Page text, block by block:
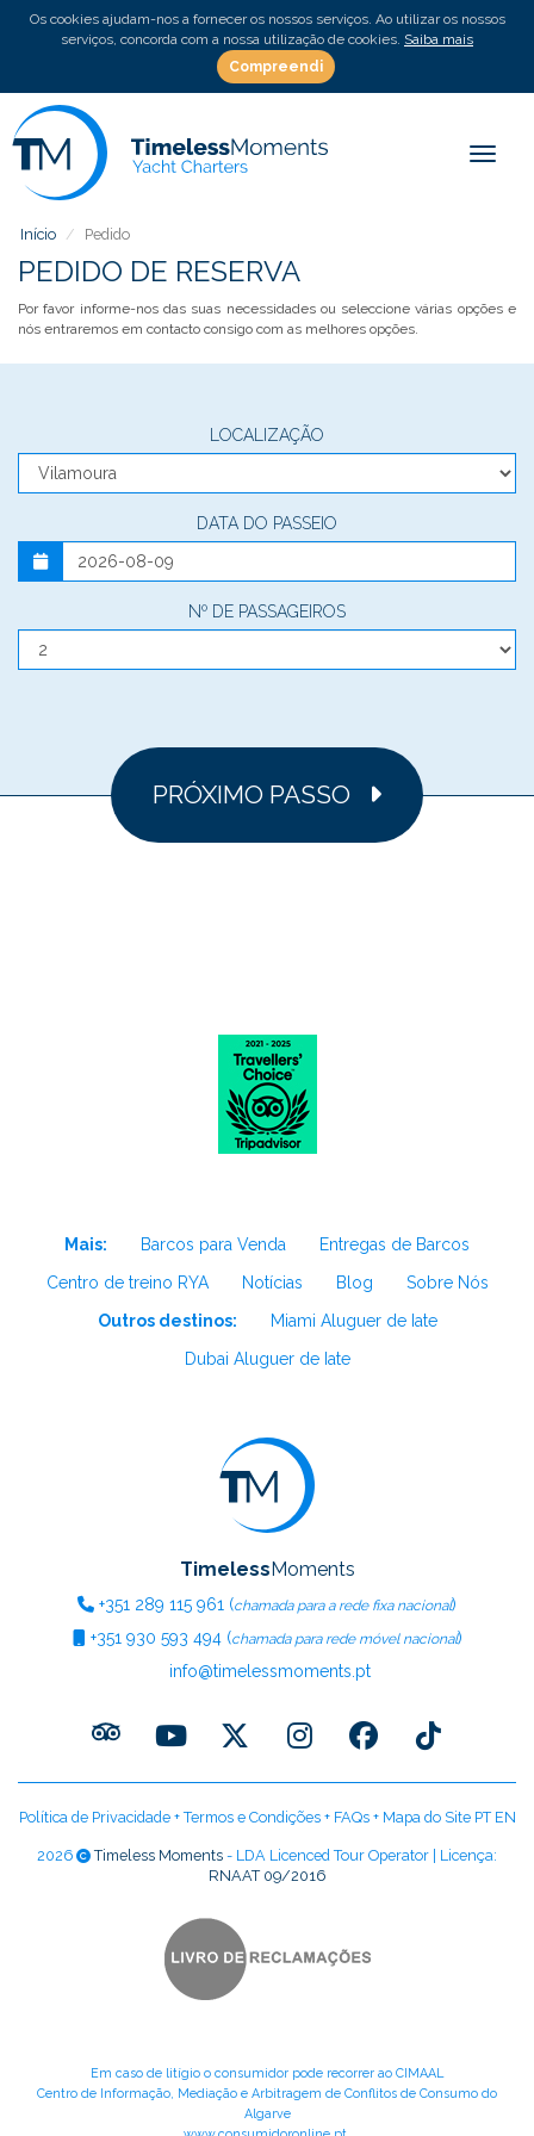
Os cookies ajudam-nos a fornecer os nossos serviços. Ao utilizar os nossos
serviços, concorda com a nossa utilização de cookies. Saiba mais
Compreendi
Início Pedido
PEDIDO DE RESERVA
Por favor informe-nos das suas necessidades ou seleccione várias opções e
nós entraremos em contacto consigo com as melhores opções.
LOCALIZAÇÃO
DATA DO PASSEIO
Nº DE PASSAGEIROS
PRÓXIMO PASSO
Mais: Barcos para Venda
Entregas de Barcos
Centro de treino RYA
Notícias Blog
Sobre Nós
Outros destinos:
Miami Aluguer de Iate
Dubai Aluguer de Iate
TimelessMoments
+351 289 115 961 (chamada para a rede fixa nacional)
+351 930 593 494(chamada para rede móvel nacional)
info@timelessmoments.pt
Política de Privacidade+Termos e Condições+ FAQs+ Mapa do Site PT EN
2026 Timeless Moments - LDA Licenced Tour Operator | Licença:
RNAAT 09/2016
Em caso de litígio o consumidor pode recorrer ao CIMAAL
Centro de Informação, Mediação e Arbitragem de Conflitos de Consumo do
Algarve